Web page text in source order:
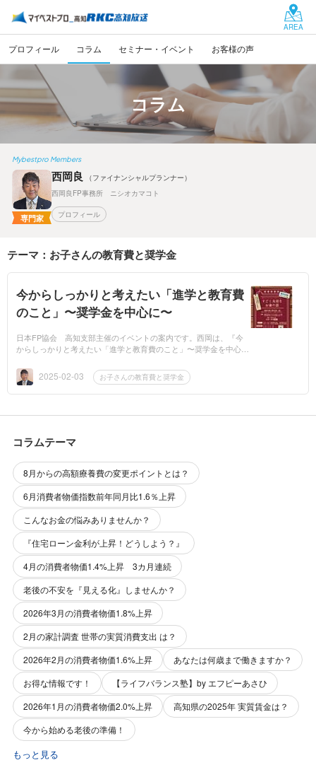
AREA
プロフィール コラム セミナー・イベント お客様の声
コラム
Mybestpro Members
専門家
西岡良
（ファイナンシャルプランナー）
西岡良FP事務所 ニシオカマコト
プロフィール
テーマ：お子さんの教育費と奨学金
今からしっかりと考えたい「進学と教育費
のこと」〜奨学金を中心に〜
日本FP協会 高知支部主催のイベントの案内です。西岡は、『今
からしっかりと考えたい「進学と教育費のこと」〜奨学金を中心
大切なお金の話」...
2025-02-03 お子さんの教育費と奨学金
コラムテーマ
8月からの高額療養費の変更ポイントとは？
6月消費者物価指数前年同月比1.6％上昇
こんなお金の悩みありませんか？
『住宅ローン金利が上昇！どうしよう？』
4月の消費者物価1.4%上昇 3カ月連続
老後の不安を『見える化』しませんか？
2026年3月の消費者物価1.8%上昇
2月の家計調査 世帯の実質消費支出 は？
2026年2月の消費者物価1.6%上昇
あなたは何歳まで働きますか？
お得な情報です！
【ライフバランス塾】by エフピーあさひ
2026年1月の消費者物価2.0%上昇
高知県の2025年 実質賃金は？
今から始める老後の準備！
もっと見る